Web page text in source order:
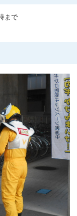
まで